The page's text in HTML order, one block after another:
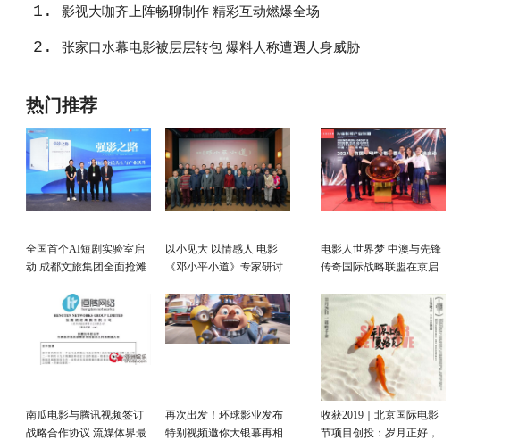
1. 影视大咖齐上阵畅聊制作 精彩互动燃爆全场
2. 张家口水幕电影被层层转包 爆料人称遭遇人身威胁
热门推荐
全国首个AI短剧实验室启
动 成都文旅集团全面抢滩
以小见大 以情感人 电影
《邓小平小道》专家研讨
电影人世界梦 中澳与先锋
传奇国际战略联盟在京启
南瓜电影与腾讯视频签订
战略合作协议 流媒体界最
再次出发！环球影业发布
特别视频邀你大银幕再相
收获2019｜北京国际电影
节项目创投：岁月正好，